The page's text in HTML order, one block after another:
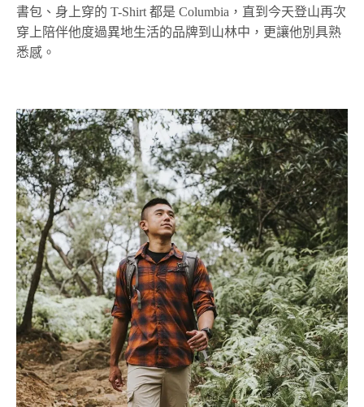
書包、身上穿的 T-Shirt 都是 Columbia，直到今天登山再次
穿上陪伴他度過異地生活的品牌到山林中，更讓他別具熟
悉感。